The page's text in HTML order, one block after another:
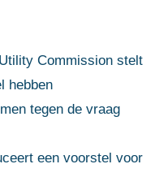
Commission stelt
hebben
tegen de vraag
een voorstel voor